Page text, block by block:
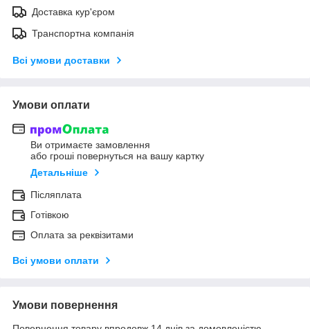
Доставка кур'єром
Транспортна компанія
Всі умови доставки
Умови оплати
Ви отримаєте замовлення
або гроші повернуться на вашу картку
Детальніше
Післяплата
Готівкою
Оплата за реквізитами
Всі умови оплати
Умови повернення